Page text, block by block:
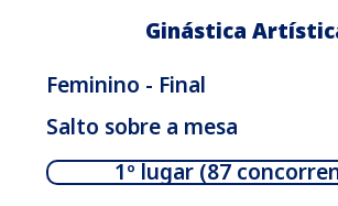
Ginástica
Feminino - Final
Salto sobre a mesa
1º lugar (87